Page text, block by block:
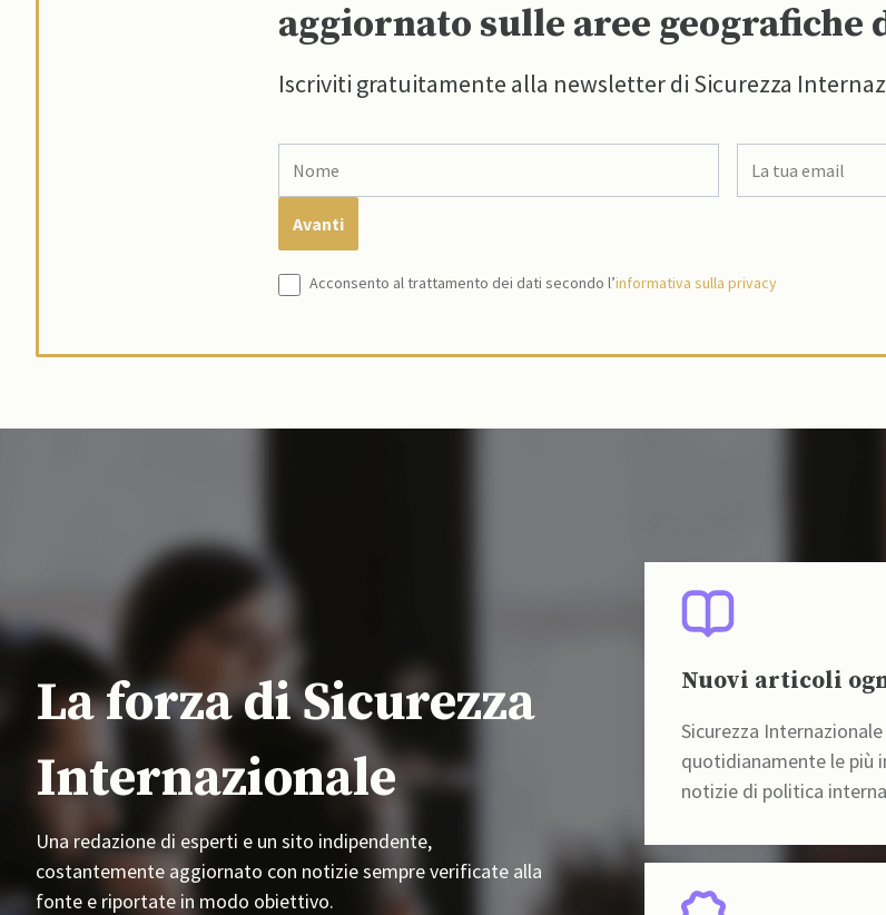
aggiornato sulle aree geografiche
Iscriviti gratuitamente alla newsletter di Sicurezza
Acconsento al trattamento dei dati secondo l’informativa sulla privacy
La forza di Sicurezza
Internazionale
Una redazione di esperti e un sito indipendente,
costantemente aggiornato con notizie sempre verificate alla
fonte e riportate in modo obiettivo.
Nuovi articoli
Sicurezza
quotidianamente le più
notizie di politica